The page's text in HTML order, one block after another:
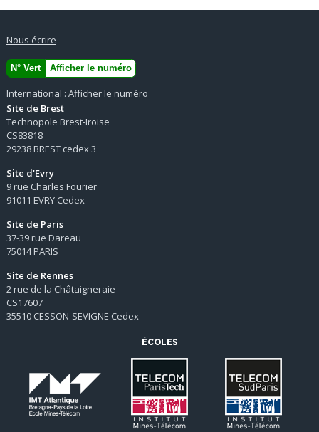
Nous écrire
N° Vert Afficher le numéro
International : Afficher le numéro
Site de Brest
Technopole Brest-Iroise
CS83818
29238 BREST cedex 3
Site d'Evry
9 rue Charles Fourier
91011 EVRY Cedex
Site de Paris
37-39 rue Dareau
75014 PARIS
Site de Rennes
2 rue de la Châtaigneraie
CS17607
35510 CESSON-SEVIGNE Cedex
ÉCOLES